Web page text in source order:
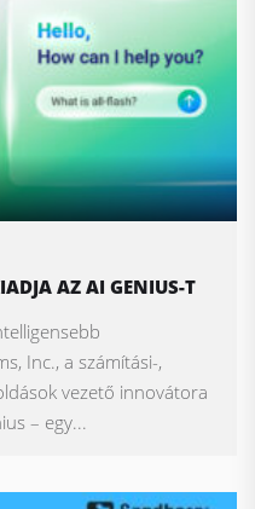
AZ AI GENIUS-T
Inc., a számítási-,
vezető innovátora
– egy...